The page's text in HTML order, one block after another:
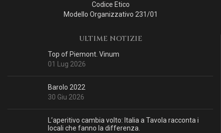
Codice Etico
Modello Organizzativo 231/01
ULTIME NOTIZIE
Top of Piemont. Vinum
01 Lug 2026
Barolo 2022
30 Giu 2026
L’aperitivo cambia volto: Italia a Tavola racconta i
locali che fanno la differenza.